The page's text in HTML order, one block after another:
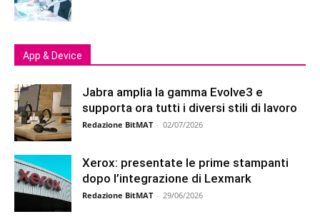
App & Device
Jabra amplia la gamma Evolve3 e
supporta ora tutti i diversi stili di lavoro
Redazione BitMAT - 02/07/2026
Xerox: presentate le prime stampanti
dopo l’integrazione di Lexmark
Redazione BitMAT - 29/06/2026